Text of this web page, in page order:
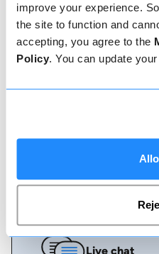
improve your experience.
the site to function and
accepting, you agree to the
Policy. You can update
Réserver avec nous ne
simple, notre équipe
instantanément en ligne
si vous avez besoin
Appelez-nous
Live chat